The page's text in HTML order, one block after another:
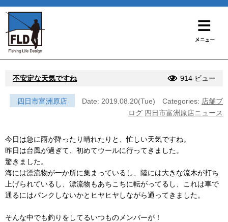
不安定な天気ですね 914 ビュー
四日市富洲原店 Date: 2019.08.20(Tue) Categories: 店舗ブ
ログ 四日市富洲原店ニュース
今日は急に雨が降ったり晴れたりと、忙しい天気ですね。
昨日は台風が過ぎて、初めてウールに行ってきました。
驚きました。
海には漂流物が一か所に集まっているし、陸には大きな流木が打ち
上げられているし、漂流物もあちこちに転がってるし、これは車で
通るにはパンクしないかとヒヤヒヤしながら通ってきました。
そんな中でも釣りをしてるいつものメンバーが！